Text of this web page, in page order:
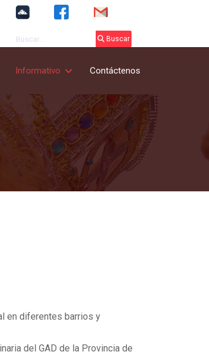
Buscar
Informativo Contáctenos
en diferentes barrios y
del GAD de la Provincia de